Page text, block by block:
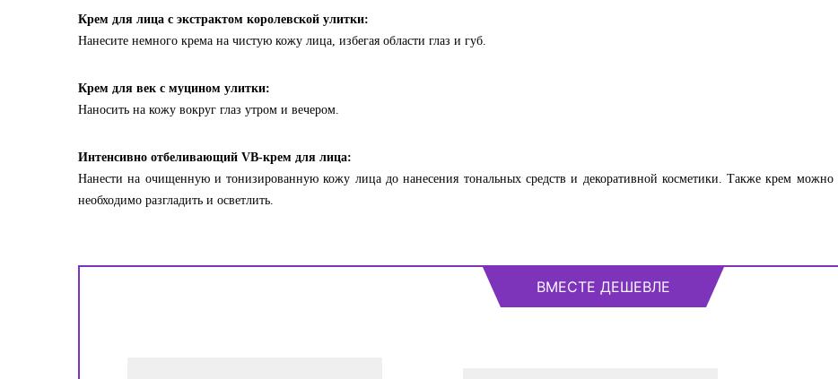
Крем для лица с экстрактом королевской улитки:
Нанесите немного крема на чистую кожу лица, избегая области глаз и губ.
Крем для век с муцином улитки:
Наносить на кожу вокруг глаз утром и вечером.
Интенсивно отбеливающий VB-крем для лица:
Нанести на очищенную и тонизированную кожу лица до нанесения тональных средств и декоративной косметики. Также крем можно
необходимо разгладить и осветлить.
ВМЕСТЕ ДЕШЕВЛЕ